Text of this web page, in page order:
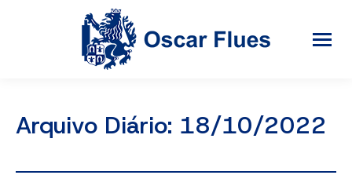
Arquivo Diário: 18/10/2022